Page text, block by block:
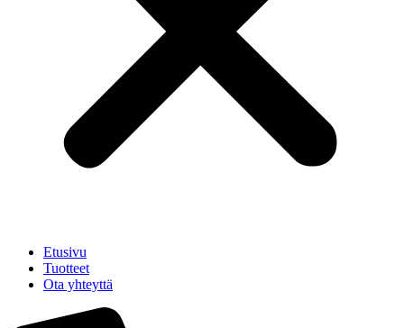
Etusivu
Tuotteet
Ota yhteyttä